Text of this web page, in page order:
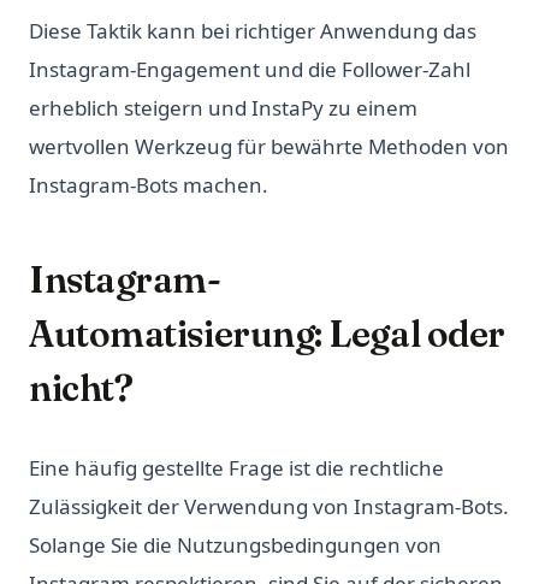
Diese Taktik kann bei richtiger Anwendung das
Instagram-Engagement und die Follower-Zahl
erheblich steigern und InstaPy zu einem
wertvollen Werkzeug für bewährte Methoden von
Instagram-Bots machen.
Instagram-
Automatisierung: Legal oder
nicht?
Eine häufig gestellte Frage ist die rechtliche
Zulässigkeit der Verwendung von Instagram-Bots.
Solange Sie die Nutzungsbedingungen von